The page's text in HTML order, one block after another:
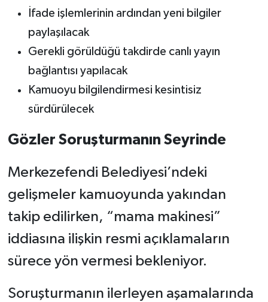
İfade işlemlerinin ardından yeni bilgiler
paylaşılacak
Gerekli görüldüğü takdirde canlı yayın
bağlantısı yapılacak
Kamuoyu bilgilendirmesi kesintisiz
sürdürülecek
Gözler Soruşturmanın Seyrinde
Merkezefendi Belediyesi’ndeki
gelişmeler kamuoyunda yakından
takip edilirken, “mama makinesi”
iddiasına ilişkin resmi açıklamaların
sürece yön vermesi bekleniyor.
Soruşturmanın ilerleyen aşamalarında